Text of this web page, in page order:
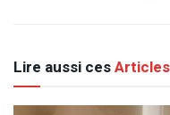
Lire aussi cesArticles